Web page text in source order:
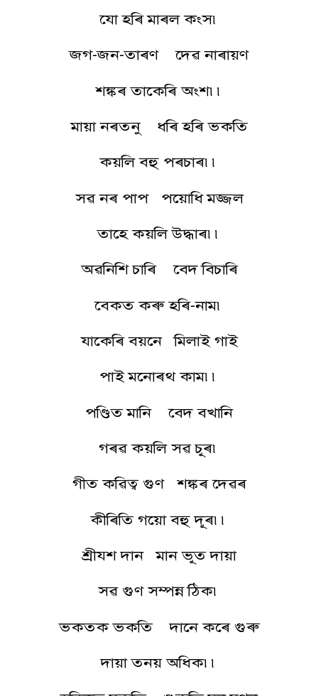
যো হৰি মাৰল কংস৷
জগ-জন-তাৰণ দেৱ নাৰায়ণ
শঙ্কৰ তাকেৰি অংশ৷৷
মায়া নৰতনু ধৰি হৰি ভকতি
কয়লি বহু পৰচাৰ৷৷
সৱ নৰ পাপ পয়োধি মজ্জল
তাহে কয়লি উদ্ধাৰ৷৷
অৱনিশি চাৰি বেদ বিচাৰি
বেকত কৰু হৰি-নাম৷
যাকেৰি বয়নে মিলাই গাই
পাই মনোৰথ কাম৷৷
পণ্ডিত মানি বেদ বখানি
গৰৱ কয়লি সৱ চূৰ৷
গীত কৱিত্ব গুণ শঙ্কৰ দেৱৰ
কীৰিতি গয়ো বহু দূৰ৷৷
শ্ৰীযশ দান মান ভূত দায়া
সৱ গুণ সম্পন্ন ঠিক৷
ভকতক ভকতি দানে কৰে গুৰু
দায়া তনয় অধিক৷৷